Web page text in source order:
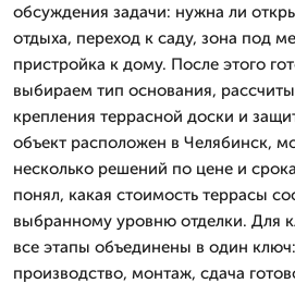
обсуждения задачи: нужна ли
отдыха, переход к саду, зона под
пристройка к дому. После этого
выбираем тип основания,
крепления террасной доски и
объект расположен в Челябинск,
несколько решений по цене и
понял, какая стоимость террасы
выбранному уровню отделки. Для
все этапы объединены в один
производство, монтаж, сдача